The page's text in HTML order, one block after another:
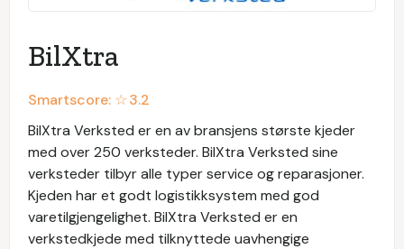
BilXtra
Smartscore: ☆3.2
BilXtra Verksted er en av bransjens største kjeder
med over 250 verksteder. BilXtra Verksted sine
verksteder tilbyr alle typer service og reparasjoner.
Kjeden har et godt logistikksystem med god
varetilgjengelighet. BilXtra Verksted er en
verkstedkjede med tilknyttede uavhengige